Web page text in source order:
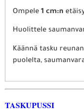
Ompele 1 cm:n
Huolittele
Käännä tasku
puolelta,
TASKUPUSSI